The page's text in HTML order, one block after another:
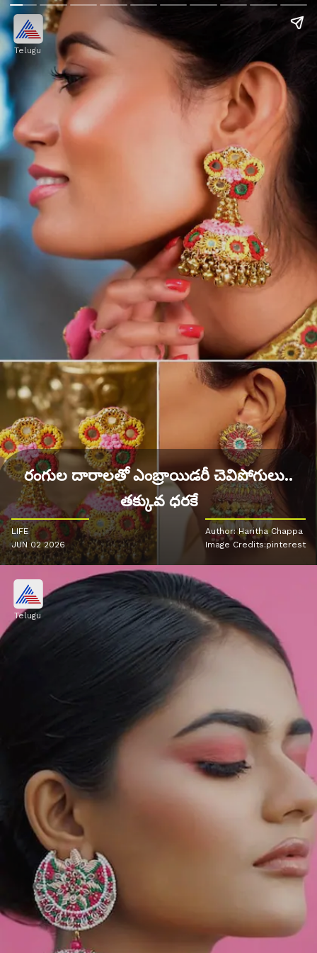
Telugu
రంగుల దారాలతో ఎంబ్రాయిడరీ చెవిపోగులు..
తక్కువ ధరకే
LIFE
JUN 02 2026
Author: Haritha Chappa
Image Credits:pinterest
Telugu